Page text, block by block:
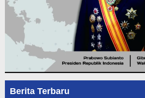
Berita Terbaru